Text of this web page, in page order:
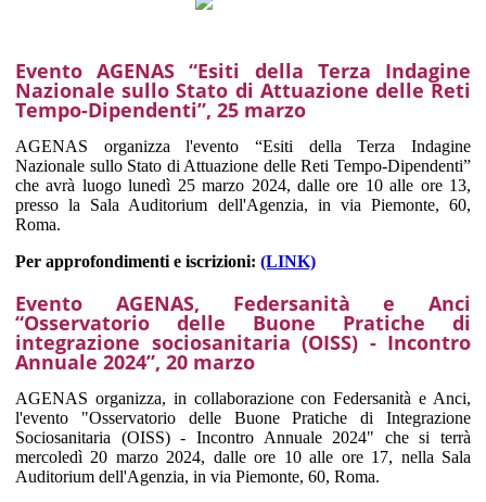
Evento AGENAS “Esiti della Terza Indagine
Nazionale sullo Stato di Attuazione delle Reti
Tempo-Dipendenti”, 25 marzo
AGENAS organizza l'evento “Esiti della Terza Indagine
Nazionale sullo Stato di Attuazione delle Reti Tempo-Dipendenti”
che avrà luogo lunedì 25 marzo 2024, dalle ore 10 alle ore 13,
presso la Sala Auditorium dell'Agenzia, in via Piemonte, 60,
Roma.
Per approfondimenti e iscrizioni: (LINK)
Evento AGENAS, Federsanità e Anci
“Osservatorio delle Buone Pratiche di
integrazione sociosanitaria (OISS) - Incontro
Annuale 2024”, 20 marzo
AGENAS organizza, in collaborazione con Federsanità e Anci,
l'evento "Osservatorio delle Buone Pratiche di Integrazione
Sociosanitaria (OISS) - Incontro Annuale 2024" che si terrà
mercoledì 20 marzo 2024, dalle ore 10 alle ore 17, nella Sala
Auditorium dell'Agenzia, in via Piemonte, 60, Roma.